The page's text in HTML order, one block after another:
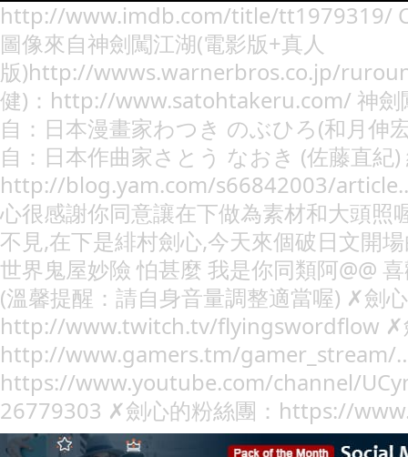
http://www.imdb.com/title/tt1979319/
圖像來自神劍闖江湖(電影版+真人
版)http://wwws.warnerbros.co.jp/
健)：http://www.satohtakeru.com/ 神劍
自：日本漫畫家わつき のぶひろ(和月伸
自：日本作曲家さとう なおき (佐藤直紀
http://blog.yam.com/s66842003/
心很感謝你同意讓在下做為素材和大頭照
不見,在下是緋村劍心,今天來個破日文開
世界鬼屋妙險 怕甚麼 我是你同類阿@@
(溫馨提醒：請自身音量調整適當喔) ✗劍
http://www.twitch.tv/flyingswordflow ✗
http://www.gamers.tm/gamer_stream/
https://www.youtube.com/channel/
26779303 ✗劍心的粉絲團：https://